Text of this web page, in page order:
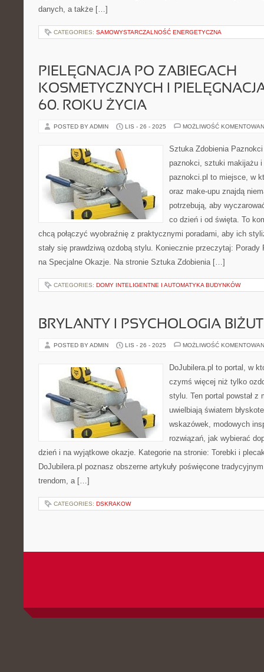
danych, a także […]
CATEGORIES: SAMOWYSTARCZALNOŚĆ ENERGETYCZNA
PIELĘGNACJA PO ZABIEGACH
KOSMETYCZNYCH I
60. ROKU ŻYCIA
POSTED BY ADMIN LIS - 26 - 2025 MOŻLIWOŚĆ
Sztuka Zdobienia
paznokci, sztuki makijażu
paznokci.pl to miejsce, w
oraz make-upu znajdą
potrzebują, aby
co dzień i od święta. To
chcą połączyć wyobraźnię z praktycznymi poradami, aby ich
stały się prawdziwą ozdobą stylu. Koniecznie przeczytaj:
na Specjalne Okazje. Na stronie Sztuka Zdobienia […]
CATEGORIES: DOMY INTELIGENTNE I AUTOMATYKA BUDYNKÓW
BRYLANTY I PSYCHOLOGIA
POSTED BY ADMIN LIS - 26 - 2025 MOŻLIWOŚĆ
DoJubilera.pl to portal, w
czymś więcej niż tylko
stylu. Ten portal powstał
uwielbiają światem
wskazówek, modowych
rozwiązań, jak wybierać
dzień i na wyjątkowe okazje. Kategorie na stronie: Torebki i
DoJubilera.pl poznasz obszerne artykuły poświęcone
trendom, a […]
CATEGORIES: DSKRAKOW